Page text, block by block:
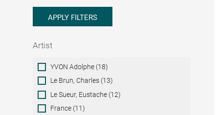
APPLY FILTERS
Artist
ArtistYVON Adolphe (18)
Le Brun, Charles (13)
Le Sueur, Eustache (12)
France (11)